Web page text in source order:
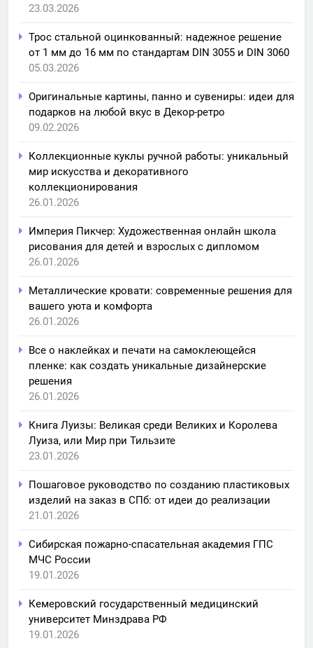
23.03.2026
Трос стальной оцинкованный: надежное решение
от 1 мм до 16 мм по стандартам DIN 3055 и DIN 3060
05.03.2026
Оригинальные картины, панно и сувениры: идеи для
подарков на любой вкус в Декор-ретро
09.02.2026
Коллекционные куклы ручной работы: уникальный
мир искусства и декоративного
коллекционирования
26.01.2026
Империя Пикчер: Художественная онлайн школа
рисования для детей и взрослых с дипломом
26.01.2026
Металлические кровати: современные решения для
вашего уюта и комфорта
26.01.2026
Все о наклейках и печати на самоклеющейся
пленке: как создать уникальные дизайнерские
решения
26.01.2026
Книга Луизы: Великая среди Великих и Королева
Луиза, или Мир при Тильзите
23.01.2026
Пошаговое руководство по созданию пластиковых
изделий на заказ в СПб: от идеи до реализации
21.01.2026
Сибирская пожарно-спасательная академия ГПС
МЧС России
19.01.2026
Кемеровский государственный медицинский
университет Минздрава РФ
19.01.2026